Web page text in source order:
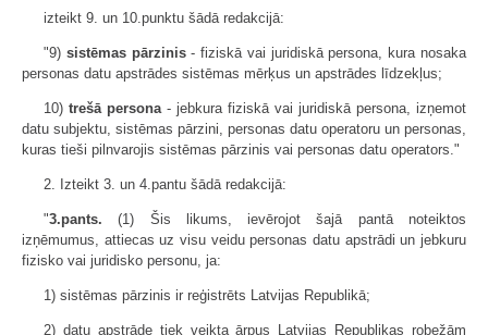
izteikt 9. un 10.punktu šādā redakcijā:
"9) sistēmas pārzinis- fiziskā vai juridiskā persona, kura nosaka
personas datu apstrādes sistēmas mērķus un apstrādes līdzekļus;
10) trešā persona- jebkura fiziskā vai juridiskā persona, izņemot
datu subjektu, sistēmas pārzini, personas datu operatoru un personas,
kuras tieši pilnvarojis sistēmas pārzinis vai personas datu operators."
2. Izteikt 3. un 4.pantu šādā redakcijā:
"3.pants. (1) Šis likums, ievērojot šajā pantā noteiktos
izņēmumus, attiecas uz visu veidu personas datu apstrādi un jebkuru
fizisko vai juridisko personu, ja:
1) sistēmas pārzinis ir reģistrēts Latvijas Republikā;
2) datu apstrāde tiek veikta ārpus Latvijas Republikas robežām